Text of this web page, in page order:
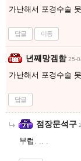
가난해서 포경수술
답글 이동
년째망겜함 25-
가난해서 포경수술
답글
점장문석구
부럽. .. .